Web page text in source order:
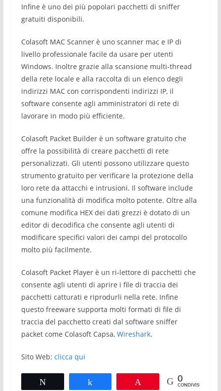
Infine è uno dei più popolari pacchetti di sniffer
gratuiti disponibili.
Colasoft MAC Scanner è uno scanner mac e IP di
livello professionale facile da usare per utenti
Windows. Inoltre grazie alla scansione multi-thread
della rete locale e alla raccolta di un elenco degli
indirizzi MAC con corrispondenti indirizzi IP, il
software consente agli amministratori di rete di
lavorare in modo più efficiente.
Colasoft Packet Builder è un software gratuito che
offre la possibilità di creare pacchetti di rete
personalizzati. Gli utenti possono utilizzare questo
strumento gratuito per verificare la protezione della
loro rete da attacchi e intrusioni. Il software include
una funzionalità di modifica molto potente. Oltre alla
comune modifica HEX dei dati grezzi è dotato di un
editor di decodifica che consente agli utenti di
modificare specifici valori dei campi del protocollo
molto più facilmente.
Colasoft Packet Player è un ri-lettore di pacchetti che
consente agli utenti di aprire i file di traccia dei
pacchetti catturati e riprodurli nella rete. Infine
questo freeware supporta molti formati di file di
traccia del pacchetto creati dal software sniffer
packet come Colasoft Capsa, Wireshark.
Sito Web: clicca qui
0
CONDIVISIONI